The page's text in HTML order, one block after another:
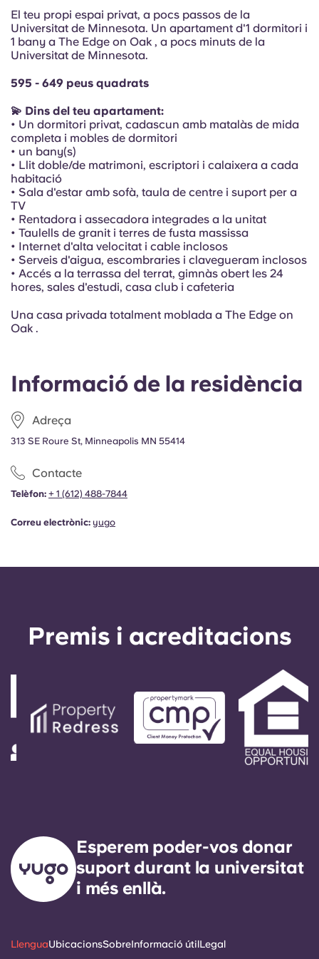
Portuguese
Informació de la residència
Adreça
313 SE Roure St, Minneapolis MN 55414
Contacte
Telèfon: + 1 (612) 488-7844
Correu electrònic: yugo
El teu propi espai privat, a pocs passos de la
Universitat de Minnesota. Un apartament d'1 dormitori i
1 bany a The Edge on Oak , a pocs minuts de la
Universitat de Minnesota.
595 - 649 peus quadrats
💫 Dins del teu apartament:
• Un dormitori privat, cadascun amb matalàs de mida
completa i mobles de dormitori
• un bany(s)
• Llit doble/de matrimoni, escriptori i calaixera a cada
habitació
• Sala d'estar amb sofà, taula de centre i suport per a
TV
• Rentadora i assecadora integrades a la unitat
• Taulells de granit i terres de fusta massissa
• Internet d'alta velocitat i cable inclosos
• Serveis d'aigua, escombraries i clavegueram inclosos
• Accés a la terrassa del terrat, gimnàs obert les 24
hores, sales d'estudi, casa club i cafeteria
Una casa privada totalment moblada a The Edge on
Oak .
Premis i acreditacions
Esperem poder-vos donar
suport durant la universitat
i més enllà.
LlenguaUbicacionsSobreInformació útilLegal